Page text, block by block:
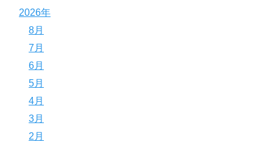
2026年
8月
7月
6月
5月
4月
3月
2月